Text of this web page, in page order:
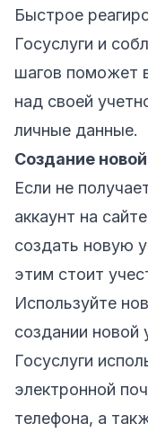
Быстрое
Госуслуги и
шагов поможет
над своей
личные данные.
Создание
Если не
аккаунт на
создать новую
этим стоит
Используйте
создании новой
Госуслуги
электронной
телефона, а